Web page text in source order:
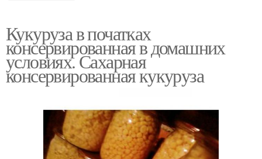
Кукуруза в початках
консервированная в домашних
условиях. Сахарная
консервированная кукуруза